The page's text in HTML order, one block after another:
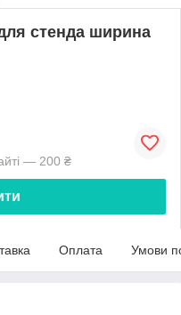
стенда ширина
— 200 ₴
Оплата Умови